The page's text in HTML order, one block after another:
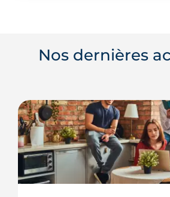
Nos dernières